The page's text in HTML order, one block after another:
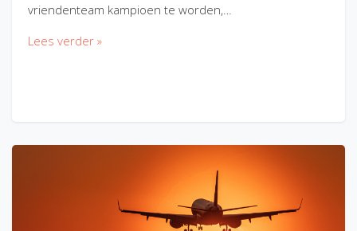
vriendenteam kampioen te worden,…
Lees verder »